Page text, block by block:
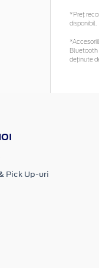
*Preţ
disponibil.
Bluetooth
deținute
Pick Up-uri